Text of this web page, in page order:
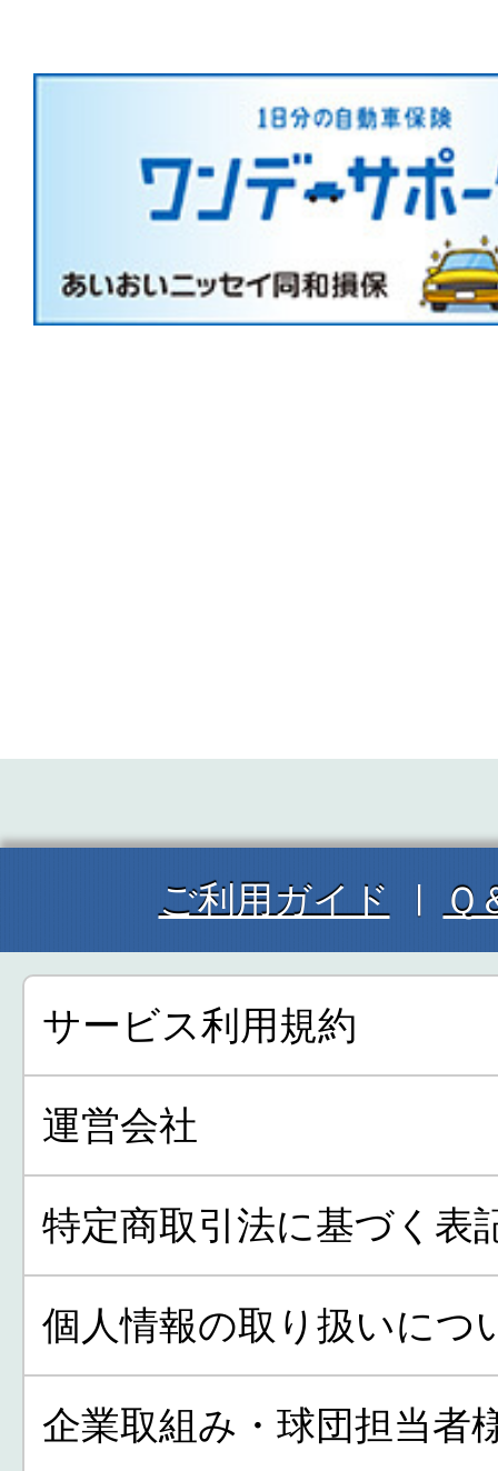
ご利用ガイド Ｑ
サービス利用規約
運営会社
特定商取引法に基づく表
個人情報の取り扱いにつ
企業取組み・球団担当者